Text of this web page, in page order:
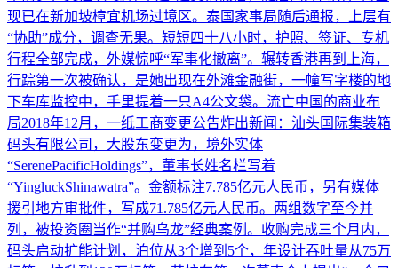
现已在新加坡樟宜机场过境区。泰国家事局随后通报，上层有
“协助”成分，调查无果。短短四十八小时，护照、签证、专机
行程全部完成，外媒惊呼“军事化撤离”。辗转香港再到上海，
行踪第一次被确认，是她出现在外滩金融街，一幢写字楼的地
下车库监控中，手里提着一只A4公文袋。流亡中国的商业布
局2018年12月，一纸工商变更公告炸出新闻：汕头国际集装箱
码头有限公司，大股东变更为，境外实体
“SerenePacificHoldings”，董事长姓名栏写着
“YingluckShinawatra”。金额标注7.785亿元人民币，另有媒体
援引地方审批件，写成71.785亿元人民币。两组数字至今并
列，被投资圈当作“并购乌龙”经典案例。收购完成三个月内，
码头启动扩能计划，泊位从3个增到5个，年设计吞吐量从75万